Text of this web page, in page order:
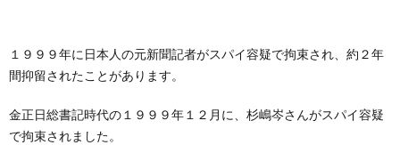
１９９９年に日本人の元新聞記者がスパイ容疑で拘束され、約２年
間抑留されたことがあります。
金正日総書記時代の１９９９年１２月に、杉嶋岑さんがスパイ容疑
で拘束されました。